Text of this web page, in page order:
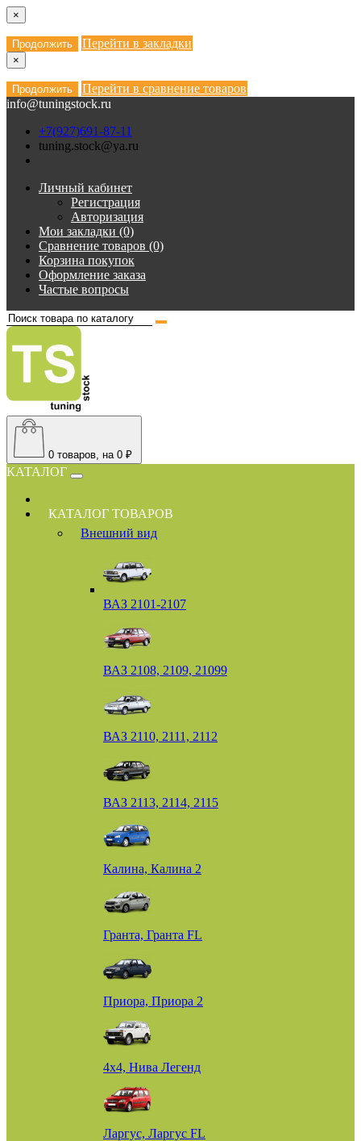
×
Продолжить Перейти в закладки
×
Продолжить
Перейти в сравнение товаров
info@tuningstock.ru
+7(927)691-87-11
tuning.stock@ya.ru
Личный кабинет
Регистрация
Авторизация
Мои закладки (0)
Сравнение товаров (0)
Корзина покупок
Оформление заказа
Частые вопросы
0 товаров, на 0 ₽
КАТАЛОГ
КАТАЛОГ ТОВАРОВ
Внешний вид
ВАЗ 2101-2107
ВАЗ 2108, 2109, 21099
ВАЗ 2110, 2111, 2112
ВАЗ 2113, 2114, 2115
Калина, Калина 2
Гранта, Гранта FL
Приора, Приора 2
4х4, Нива Легенд
Ларгус, Ларгус FL